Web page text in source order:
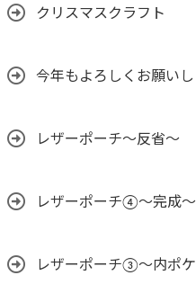
クリスマスクラフト
今年もよろしくお願いし
レザーポーチ～反省～
レザーポーチ④～完成～
レザーポーチ③〜内ポ